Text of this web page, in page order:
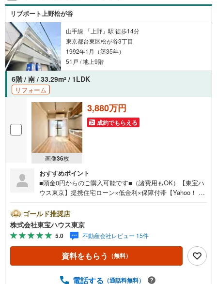
リブポート上野松が谷
山手線 「上野」駅 徒歩14分
東京都台東区松が谷3丁目
1992年1月（築35年）
51戸 / 地上9階
6階 / 南 / 33.29m2 / 1LDK
リフォーム
画像36枚
3,880万円
成約でもらえる
おすすめポイント
■頭金0円からのご購入可能です■（諸費用もOK）【東宝ハ
ウス東京】提携住宅ローン×低金利×保障付帯【Yahoo！ 不
ayボーナスライトがもらえる「Yahoo！ 不動産 物件ご成約
キャンペーン」の対象になります。「資料をもらう」「見
学予約をする」ボタンからお問い合わせください。※必ずY
ahoo！ JAPAN IDでログインしてください。※PayPayボー
ナスライトは出金と譲渡はできません。ご案内・詳細な資
料のご請求はお気軽にどうぞ♪お電話でのお問い合わせも
ゴールド推奨店
株式会社東宝ハウス東京
5.0 不動産会社レビュー 15件
資料をもらう （無料）
電話する （通話料無料）